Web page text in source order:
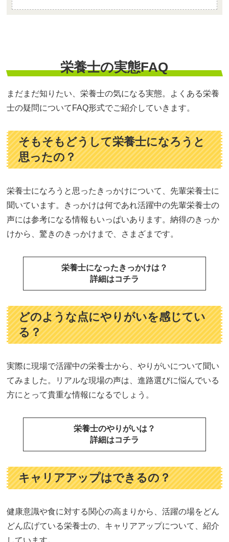
栄養士の実態FAQ
まだまだ知りたい、栄養士の気になる実態。よくある栄養
士の疑問についてFAQ形式でご紹介していきます。
そもそもどうして栄養士になろうと
思ったの？
栄養士になろうと思ったきっかけについて、先輩栄養士に
聞いています。きっかけは何であれ活躍中の先輩栄養士の
声には参考になる情報もいっぱいあります。納得のきっか
けから、驚きのきっかけまで、さまざまです。
栄養士になったきっかけは？
詳細はコチラ
どのような点にやりがいを感じてい
る？
実際に現場で活躍中の栄養士から、やりがいについて聞い
てみました。リアルな現場の声は、進路選びに悩んでいる
方にとって貴重な情報になるでしょう。
栄養士のやりがいは？
詳細はコチラ
キャリアアップはできるの？
健康意識や食に対する関心の高まりから、活躍の場をどん
どん広げている栄養士の、キャリアアップについて、紹介